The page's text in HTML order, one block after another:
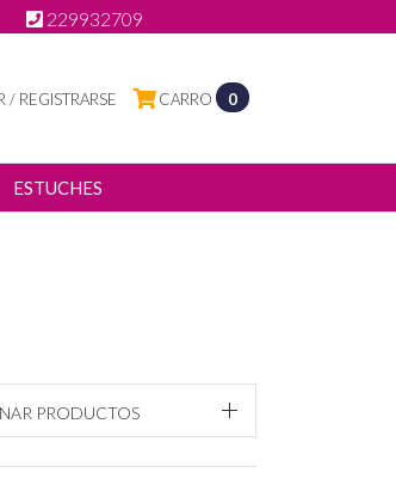
229932709
CARRO 0
/ REGISTRARSE
ESTUCHES
PRODUCTOS